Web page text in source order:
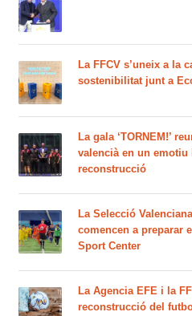
La FFCV s’uneix a la
sostenibilitat junt a
La gala ‘TORNEM!’
valencià en un
reconstrucció
La Selecció
comencen a preparar
Sport Center
La Agencia EFE i la
reconstrucció del